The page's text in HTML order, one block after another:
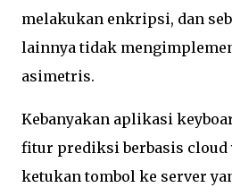
melakukan enkripsi, dan
lainnya tidak
asimetris.
Kebanyakan aplikasi
fitur prediksi berbasis
ketukan tombol ke server